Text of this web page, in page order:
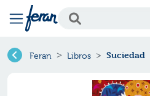
Feran Libros Suciedad